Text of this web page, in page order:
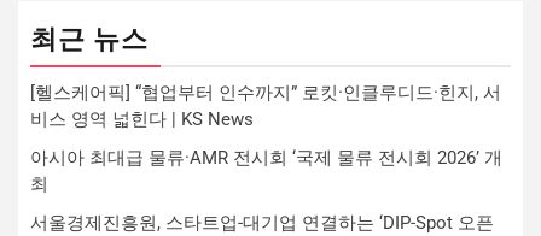
최근 뉴스
[헬스케어픽] “협업부터 인수까지” 로킷·인클루디드·힌지, 서
비스 영역 넓힌다 | KS News
아시아 최대급 물류·AMR 전시회 ‘국제 물류 전시회 2026’ 개
최
서울경제진흥원, 스타트업-대기업 연결하는 ‘DIP-Spot 오픈